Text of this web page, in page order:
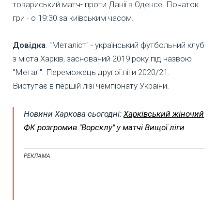
товариський матч- проти Данії в Оденсе. Початок
гри - о 19:30 за київським часом.
Довідка. "Металіст" - український футбольний клуб
з міста Харків, заснований 2019 року під назвою
"Метал". Переможець другої ліги 2020/21.
Виступає в першій лізі чемпіонату України.
Новини Харкова сьогодні: Харківський жіночий
ФК розгромив "Ворсклу" у матчі Вищої ліги